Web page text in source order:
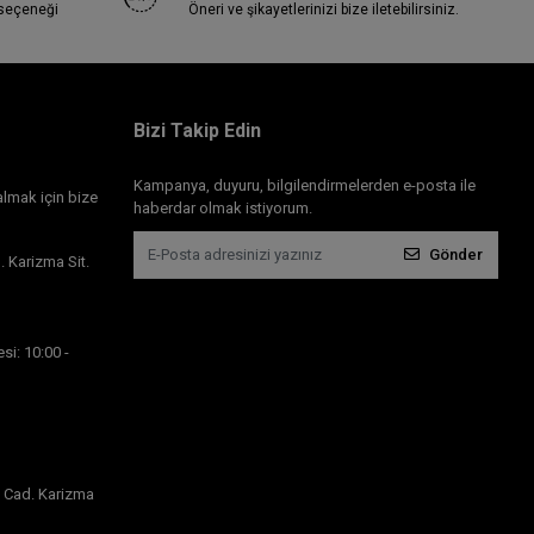
Öneri ve şikayetlerinizi bize iletebilirsiniz.
için bize
Karizma Sit.
10:00 -
Karizma
Bizi Takip Edin
Kampanya, duyuru, bilgilendirmelerden e-posta ile
haberdar olmak istiyorum.
Gönder